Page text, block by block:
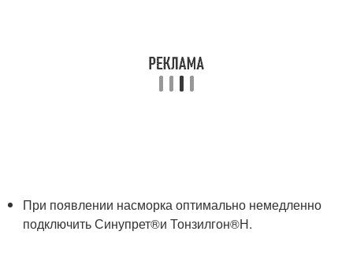
При появлении насморка оптимально немедленно
подключить Синупрет®и Тонзилгон®Н.